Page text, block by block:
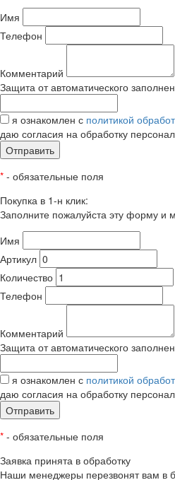
Имя
Телефон
Комментарий
Защита от автоматического
я ознакомлен с политикой
даю согласия на обработку
Отправить
* - обязательные поля
Покупка в 1-н клик:
Заполните пожалуйста эту форму и
Имя
Артикул
Количество
Телефон
Комментарий
Защита от автоматического
я ознакомлен с политикой
даю согласия на обработку
Отправить
* - обязательные поля
Заявка принята в обработку
Наши менеджеры перезвонят вам в